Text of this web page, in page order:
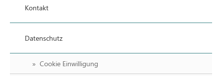
Kontakt
Datenschutz
Cookie Einwilligung